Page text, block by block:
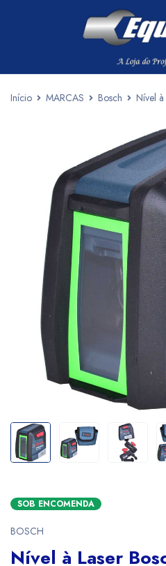
Início MARCAS Bosch Nível
SOB ENCOMENDA
BOSCH
Nível à Laser